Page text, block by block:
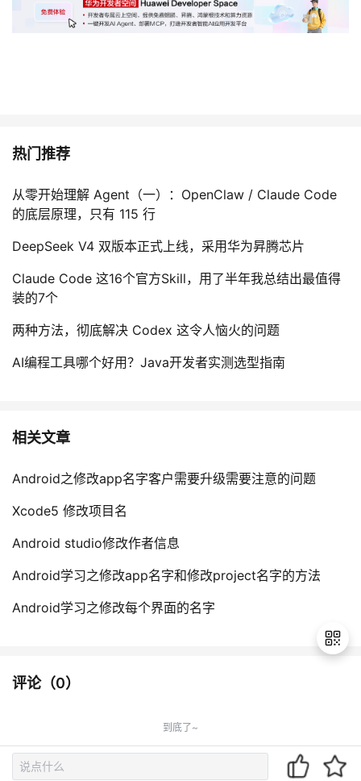
热门推荐
从零开始理解 Agent（一）：OpenClaw / Claude Code
的底层原理，只有 115 行
DeepSeek V4 双版本正式上线，采用华为昇腾芯片
Claude Code 这16个官方Skill，用了半年我总结出最值得
装的7个
两种方法，彻底解决 Codex 这令人恼火的问题
AI编程工具哪个好用？Java开发者实测选型指南
相关文章
Android之修改app名字客户需要升级需要注意的问题
Xcode5 修改项目名
Android studio修改作者信息
Android学习之修改app名字和修改project名字的方法
Android学习之修改每个界面的名字
评论（0）
到底了~